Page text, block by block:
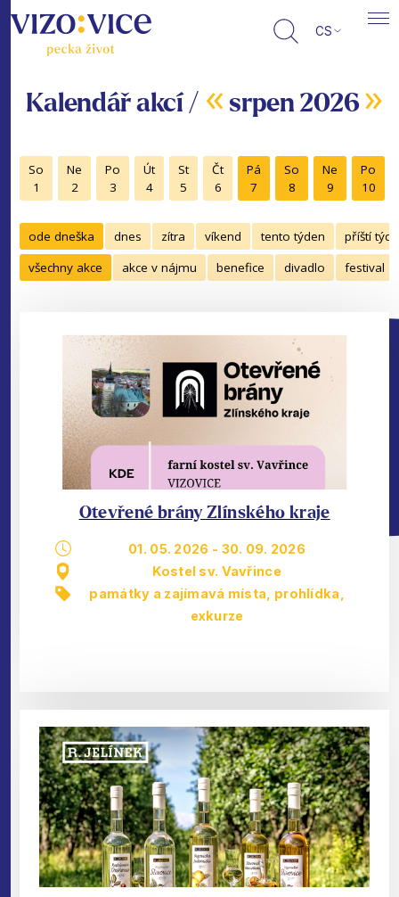
CS
Kalendář akcí / « srpen 2026 »
So
1
Ne
2
Po
3
Út
4
St
5
Čt
6
Pá
7
So
8
Ne
9
Po
10
ode dneška dnes zítra víkend tento týden
příští
všechny akce
akce v nájmu benefice divadlo festival
Otevřené brány Zlínského kraje
01. 05. 2026 - 30. 09. 2026
Kostel sv. Vavřince
památky a zajímavá místa
prohlídka,
exkurze